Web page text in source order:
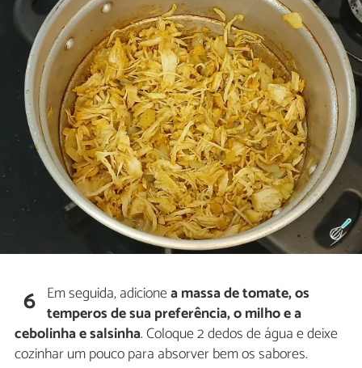
6 Em seguida, adicionea massa de tomate, os
temperos de sua preferência, o milho e a
cebolinha e salsinha. Coloque 2 dedos de água e deixe
cozinhar um pouco para absorver bem os sabores.